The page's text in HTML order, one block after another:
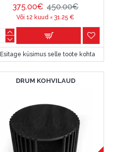
375.00€ 450.00€
Või 12 kuud =31.25 €
Esitage küsimus selle toote kohta
DRUM KOHVILAUD